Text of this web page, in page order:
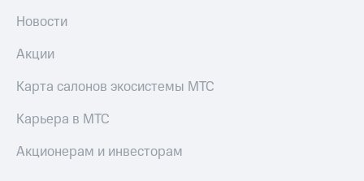
Новости
Акции
Карта салонов экосистемы МТС
Карьера в МТС
Акционерам и инвесторам